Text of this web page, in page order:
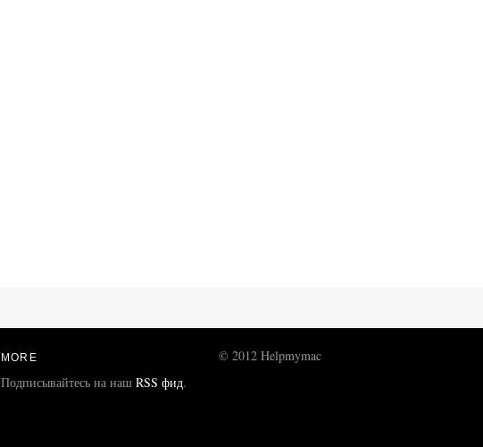
MORE
Подписывайтесь на наш RSS фид.
© 2012 Helpmymac